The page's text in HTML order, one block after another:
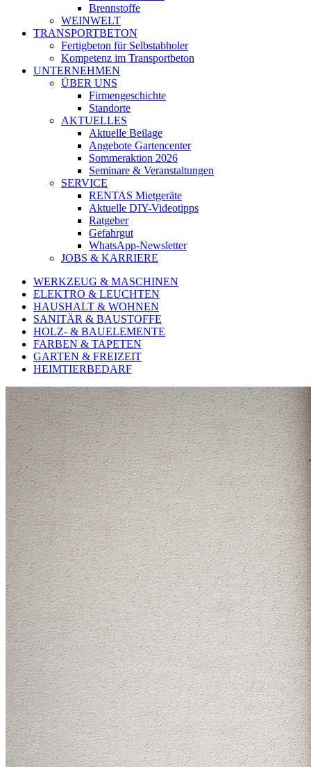
Brennstoffe
WEINWELT
TRANSPORTBETON
Fertigbeton für Selbstabholer
Kompetenz im Transportbeton
UNTERNEHMEN
ÜBER UNS
Firmengeschichte
Standorte
AKTUELLES
Aktuelle Beilage
Angebote Gartencenter
Sommeraktion 2026
Seminare & Veranstaltungen
SERVICE
RENTAS Mietgeräte
Aktuelle DIY-Videotipps
Ratgeber
Gefahrgut
WhatsApp-Newsletter
JOBS & KARRIERE
WERKZEUG & MASCHINEN
ELEKTRO & LEUCHTEN
HAUSHALT & WOHNEN
SANITÄR & BAUSTOFFE
HOLZ- & BAUELEMENTE
FARBEN & TAPETEN
GARTEN & FREIZEIT
HEIMTIERBEDARF